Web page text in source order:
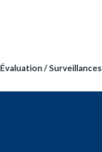
Évaluation / Surveillances